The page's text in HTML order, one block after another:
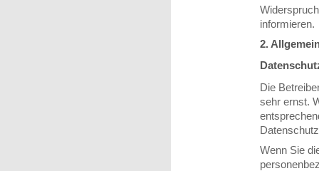
informieren.
2.
Die
sehr ernst.
Wenn Sie